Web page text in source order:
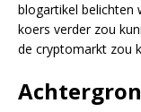
blogartikel belichten
koers verder zou
de cryptomarkt zou